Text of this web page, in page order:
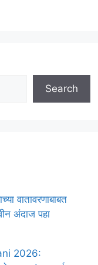
Search
वातावरणाबाबत
अंदाज पहा
2026: